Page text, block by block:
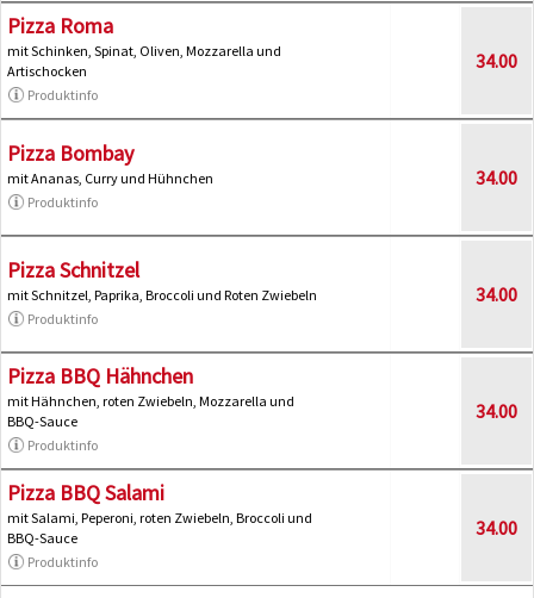
Pizza Roma
mit Schinken, Spinat, Oliven, Mozzarella und
Artischocken
Produktinfo
34.00
Pizza Bombay
mit Ananas, Curry und Hühnchen
Produktinfo
34.00
Pizza Schnitzel
mit Schnitzel, Paprika, Broccoli und Roten Zwiebeln
Produktinfo
34.00
Pizza BBQ Hähnchen
mit Hähnchen, roten Zwiebeln, Mozzarella und
BBQ-Sauce
Produktinfo
34.00
Pizza BBQ Salami
mit Salami, Peperoni, roten Zwiebeln, Broccoli und
BBQ-Sauce
Produktinfo
34.00